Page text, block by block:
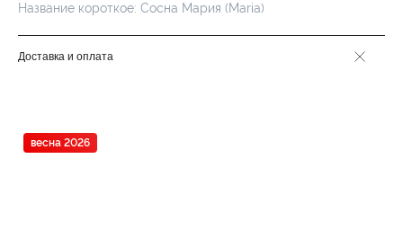
Название короткое: Сосна Мария (Maria)
Доставка и оплата
весна 2026